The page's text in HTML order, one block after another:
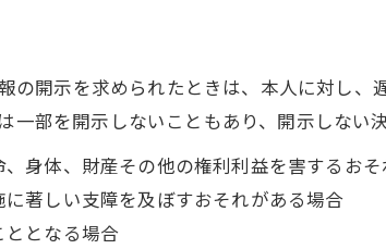
の開示を求められたときは、本人に対し
一部を開示しないこともあり、開示しない
身体、財産その他の権利利益を害するお
著しい支障を及ぼすおそれがある場合
ととなる場合